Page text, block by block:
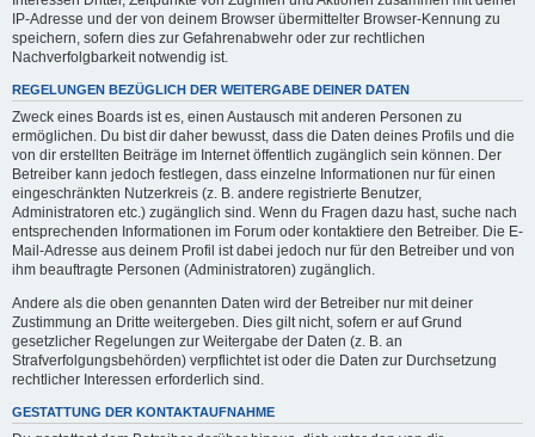
IP-Adresse und der von deinem Browser übermittelter Browser-Kennung zu
speichern, sofern dies zur Gefahrenabwehr oder zur rechtlichen
Nachverfolgbarkeit notwendig ist.
REGELUNGEN BEZÜGLICH DER WEITERGABE DEINER DATEN
Zweck eines Boards ist es, einen Austausch mit anderen Personen zu
ermöglichen. Du bist dir daher bewusst, dass die Daten deines Profils und die
von dir erstellten Beiträge im Internet öffentlich zugänglich sein können. Der
Betreiber kann jedoch festlegen, dass einzelne Informationen nur für einen
eingeschränkten Nutzerkreis (z. B. andere registrierte Benutzer,
Administratoren etc.) zugänglich sind. Wenn du Fragen dazu hast, suche nach
entsprechenden Informationen im Forum oder kontaktiere den Betreiber. Die E-
Mail-Adresse aus deinem Profil ist dabei jedoch nur für den Betreiber und von
ihm beauftragte Personen (Administratoren) zugänglich.
Andere als die oben genannten Daten wird der Betreiber nur mit deiner
Zustimmung an Dritte weitergeben. Dies gilt nicht, sofern er auf Grund
gesetzlicher Regelungen zur Weitergabe der Daten (z. B. an
Strafverfolgungsbehörden) verpflichtet ist oder die Daten zur Durchsetzung
rechtlicher Interessen erforderlich sind.
GESTATTUNG DER KONTAKTAUFNAHME